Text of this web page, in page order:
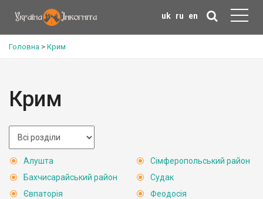
uk ru en
Головна > Крим
Крим
Алушта
Бахчисарайський район
Євпаторія
Сімферопольський район
Судак
Феодосія